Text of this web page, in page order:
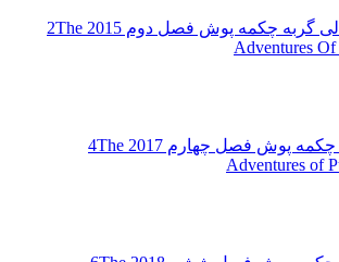
چکمه پوش فصل دوم 2015 2
The
پوش فصل چهارم 2017 4
The
Adventures